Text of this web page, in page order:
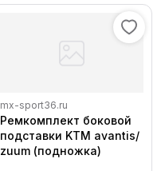
mx-sport36.ru
Ремкомплект боковой
подставки KTM avantis/
zuum (подножка)